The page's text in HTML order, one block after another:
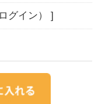
グイン） ]